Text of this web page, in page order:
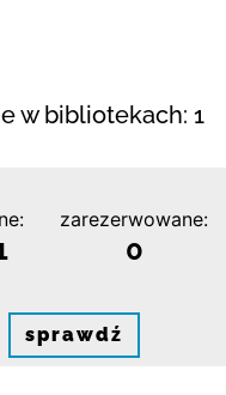
w bibliotekach: 1
zarezerwowane:
0
sprawdź